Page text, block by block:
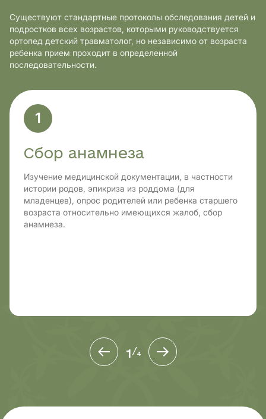
Существуют стандартные протоколы обследования детей и
подростков всех возрастов, которыми руководствуется
ортопед детский травматолог, но независимо от возраста
ребенка прием проходит в определенной
последовательности.
1
Сбор анамнеза
Изучение медицинской документации, в частности
истории родов, эпикриза из роддома (для
младенцев), опрос родителей или ребенка старшего
возраста относительно имеющихся жалоб, сбор
анамнеза.
1/4